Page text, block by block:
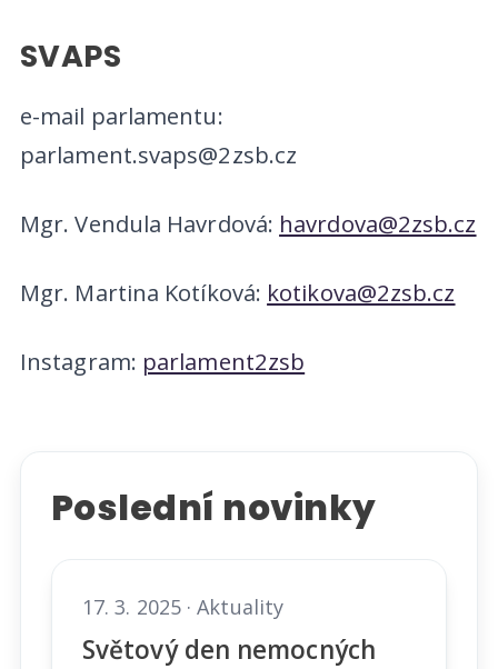
SVAPS
e-mail parlamentu:
parlament.svaps@2zsb.cz
Mgr. Vendula Havrdová: havrdova@2zsb.cz
Mgr. Martina Kotíková: kotikova@2zsb.cz
Instagram: parlament2zsb
Poslední novinky
17. 3. 2025 · Aktuality
Světový den nemocných